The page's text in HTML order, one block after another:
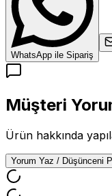
WhatsApp ile Sipariş
Müşteri
Ürün hakkında
Yorum Yaz / Düşünceni